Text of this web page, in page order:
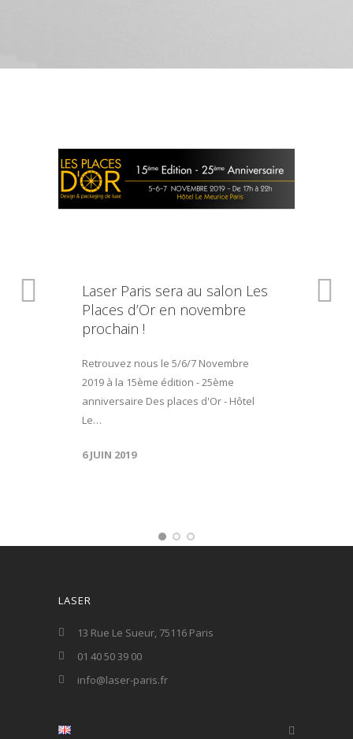
Laser Paris sera au salon Les
Places d’Or en novembre
prochain !
Retrouvez nous le 5/6/7 Novembre
2019 à la 15ème édition - 25ème
anniversaire Des places d'Or - Hôtel
Le…
6 JUIN 2019
LASER
13 Rue Le Sueur, 75116 Paris
01 40 50 39 00
info@laser-paris.fr